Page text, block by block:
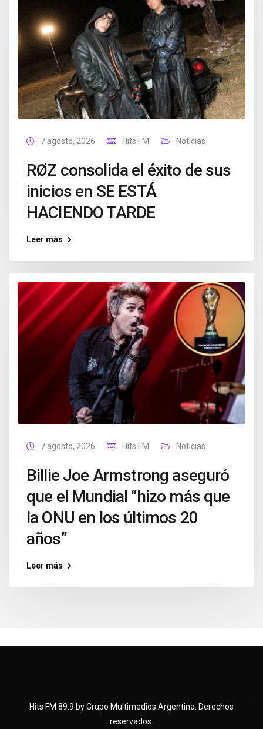
7 agosto, 2026 Hits FM Noticias
RØZ consolida el éxito de sus
inicios en SE ESTÁ
HACIENDO TARDE
Leer más
7 agosto, 2026 Hits FM Noticias
Billie Joe Armstrong aseguró
que el Mundial “hizo más que
la ONU en los últimos 20
años”
Leer más
Hits FM 89.9 by Grupo Multimedios Argentina. Derechos
reservados.